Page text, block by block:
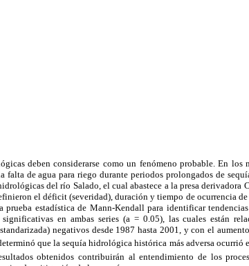
deben considerarse como un fenómeno probable. En los
de agua para riego durante periodos prolongados de
del río Salado, el cual abastece a la presa derivadora
el déficit (severidad), duración y tiempo de ocurrencia de
estadística de Mann-Kendall para identificar tendencias
en ambas series (a = 0.05), las cuales están
negativos desde 1987 hasta 2001, y con el
que la sequía hidrológica histórica más adversa ocurrió
obtenidos contribuirán al entendimiento de los